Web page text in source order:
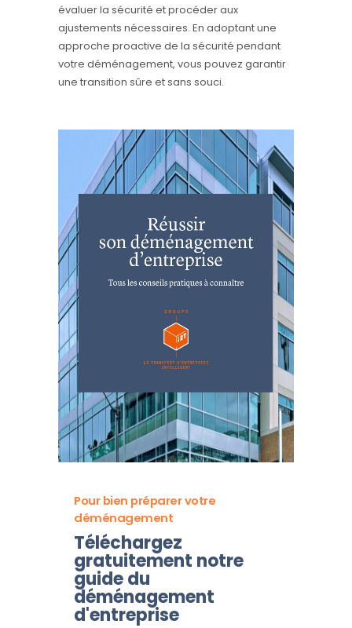
évaluer la sécurité et procéder aux
ajustements nécessaires. En adoptant une
approche proactive de la sécurité pendant
votre déménagement, vous pouvez garantir
une transition sûre et sans souci.
Pour bien préparer votre
déménagement
Téléchargez
gratuitement notre
guide du
déménagement
d'entreprise